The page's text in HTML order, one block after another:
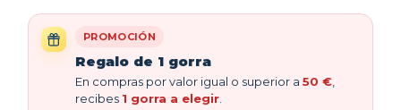
PROMOCIÓN
Regalo de 1 gorra
En compras por valor igual o superior a 50 €
recibes 1 gorra a elegir